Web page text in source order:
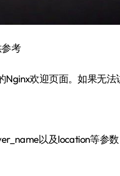
考
Nginx欢迎页面。如果无
以及location等参